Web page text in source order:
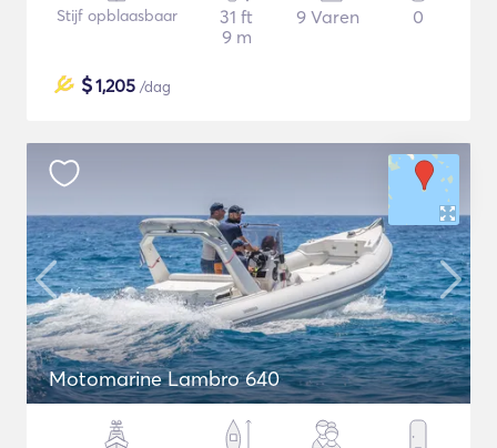
Stijf opblaasbaar
31 ft
9 m
9 Varen 0
$1,205 /dag
Motomarine Lambro 640